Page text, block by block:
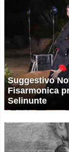
Suggestivo
Fisarmonica
Selinunte